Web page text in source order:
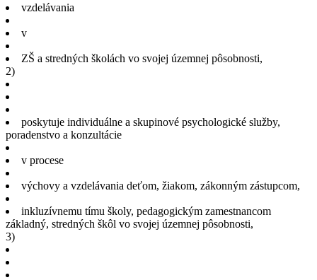
vzdelávania
v
ZŠ a stredných školách vo svojej územnej pôsobnosti,
2)
poskytuje individuálne a skupinové psychologické služby,
poradenstvo a konzultácie
v procese
výchovy a vzdelávania deťom, žiakom, zákonným zástupcom,
inkluzívnemu tímu školy, pedagogickým zamestnancom
základný, stredných škôl vo svojej územnej pôsobnosti,
3)